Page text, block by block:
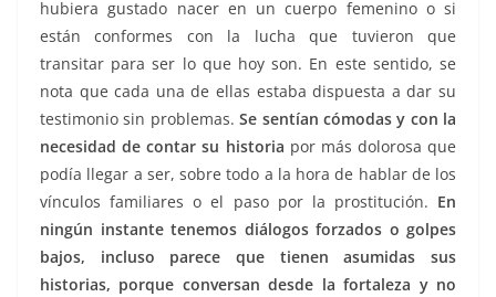
hubiera gustado nacer en un cuerpo femenino o si
están conformes con la lucha que tuvieron que
transitar para ser lo que hoy son. En este sentido, se
nota que cada una de ellas estaba dispuesta a dar su
testimonio sin problemas.Se sentían cómodas y con la
necesidad de contar su historia por más dolorosa que
podía llegar a ser, sobre todo a la hora de hablar de los
vínculos familiares o el paso por la prostitución. En
ningún instante tenemos diálogos forzados o golpes
bajos, incluso parece que tienen asumidas sus
historias, porque conversan desde la fortaleza y no